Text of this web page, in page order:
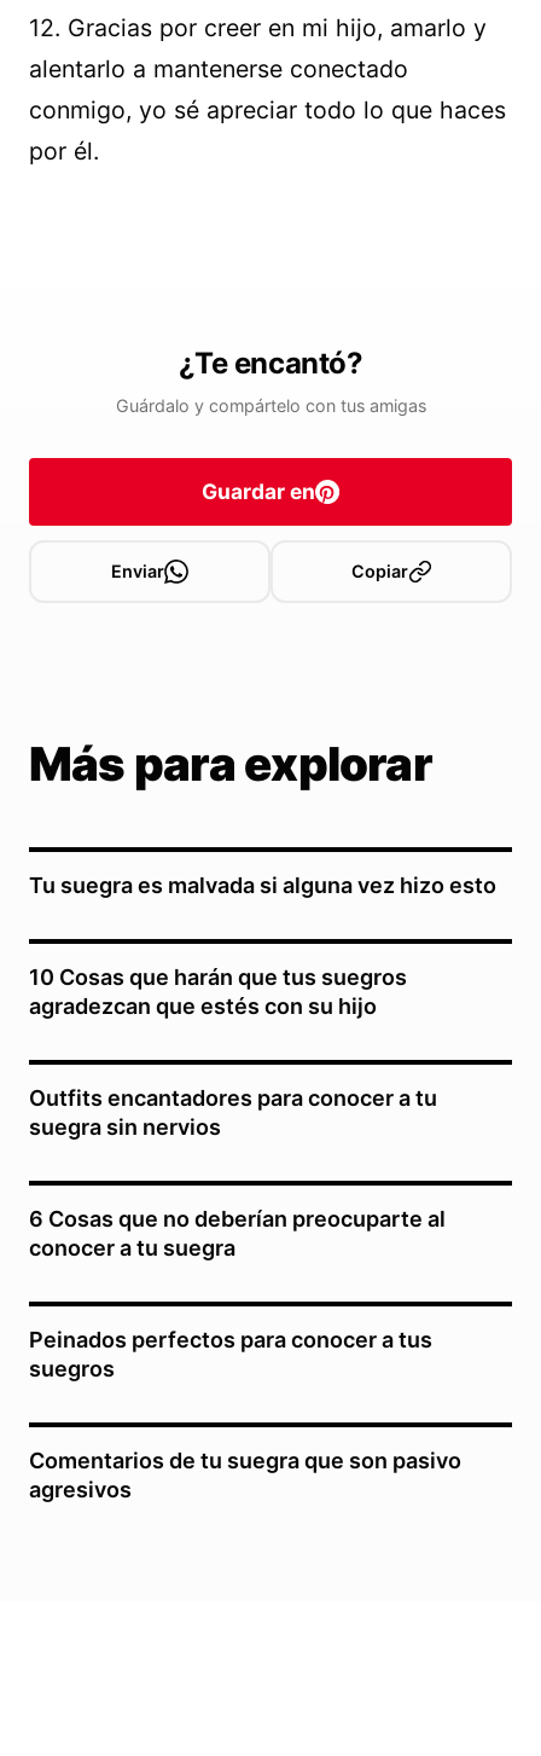
12. Gracias por creer en mi hijo, amarlo y
alentarlo a mantenerse conectado
conmigo, yo sé apreciar todo lo que haces
por él.
¿Te encantó?
Guárdalo y compártelo con tus amigas
Guardar en
Enviar Copiar
Más para explorar
Tu suegra es malvada si alguna vez hizo esto
10 Cosas que harán que tus suegros
agradezcan que estés con su hijo
Outfits encantadores para conocer a tu
suegra sin nervios
6 Cosas que no deberían preocuparte al
conocer a tu suegra
Peinados perfectos para conocer a tus
suegros
Comentarios de tu suegra que son pasivo
agresivos